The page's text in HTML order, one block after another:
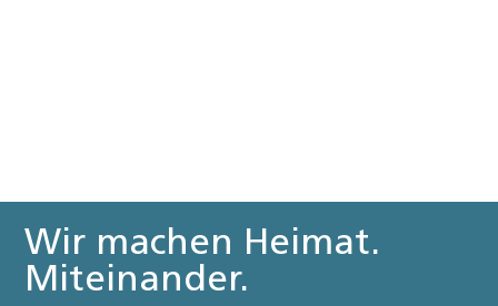
Wir machen Heimat.
Miteinander.